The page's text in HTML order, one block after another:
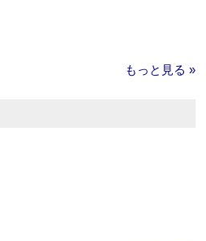
もっと見る »